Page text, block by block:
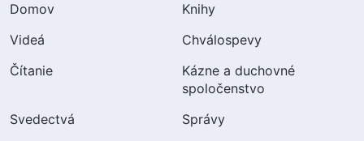
Domov
Knihy
Videá
Chválospevy
Čítanie
Kázne a duchovné
spoločenstvo
Svedectvá
Správy